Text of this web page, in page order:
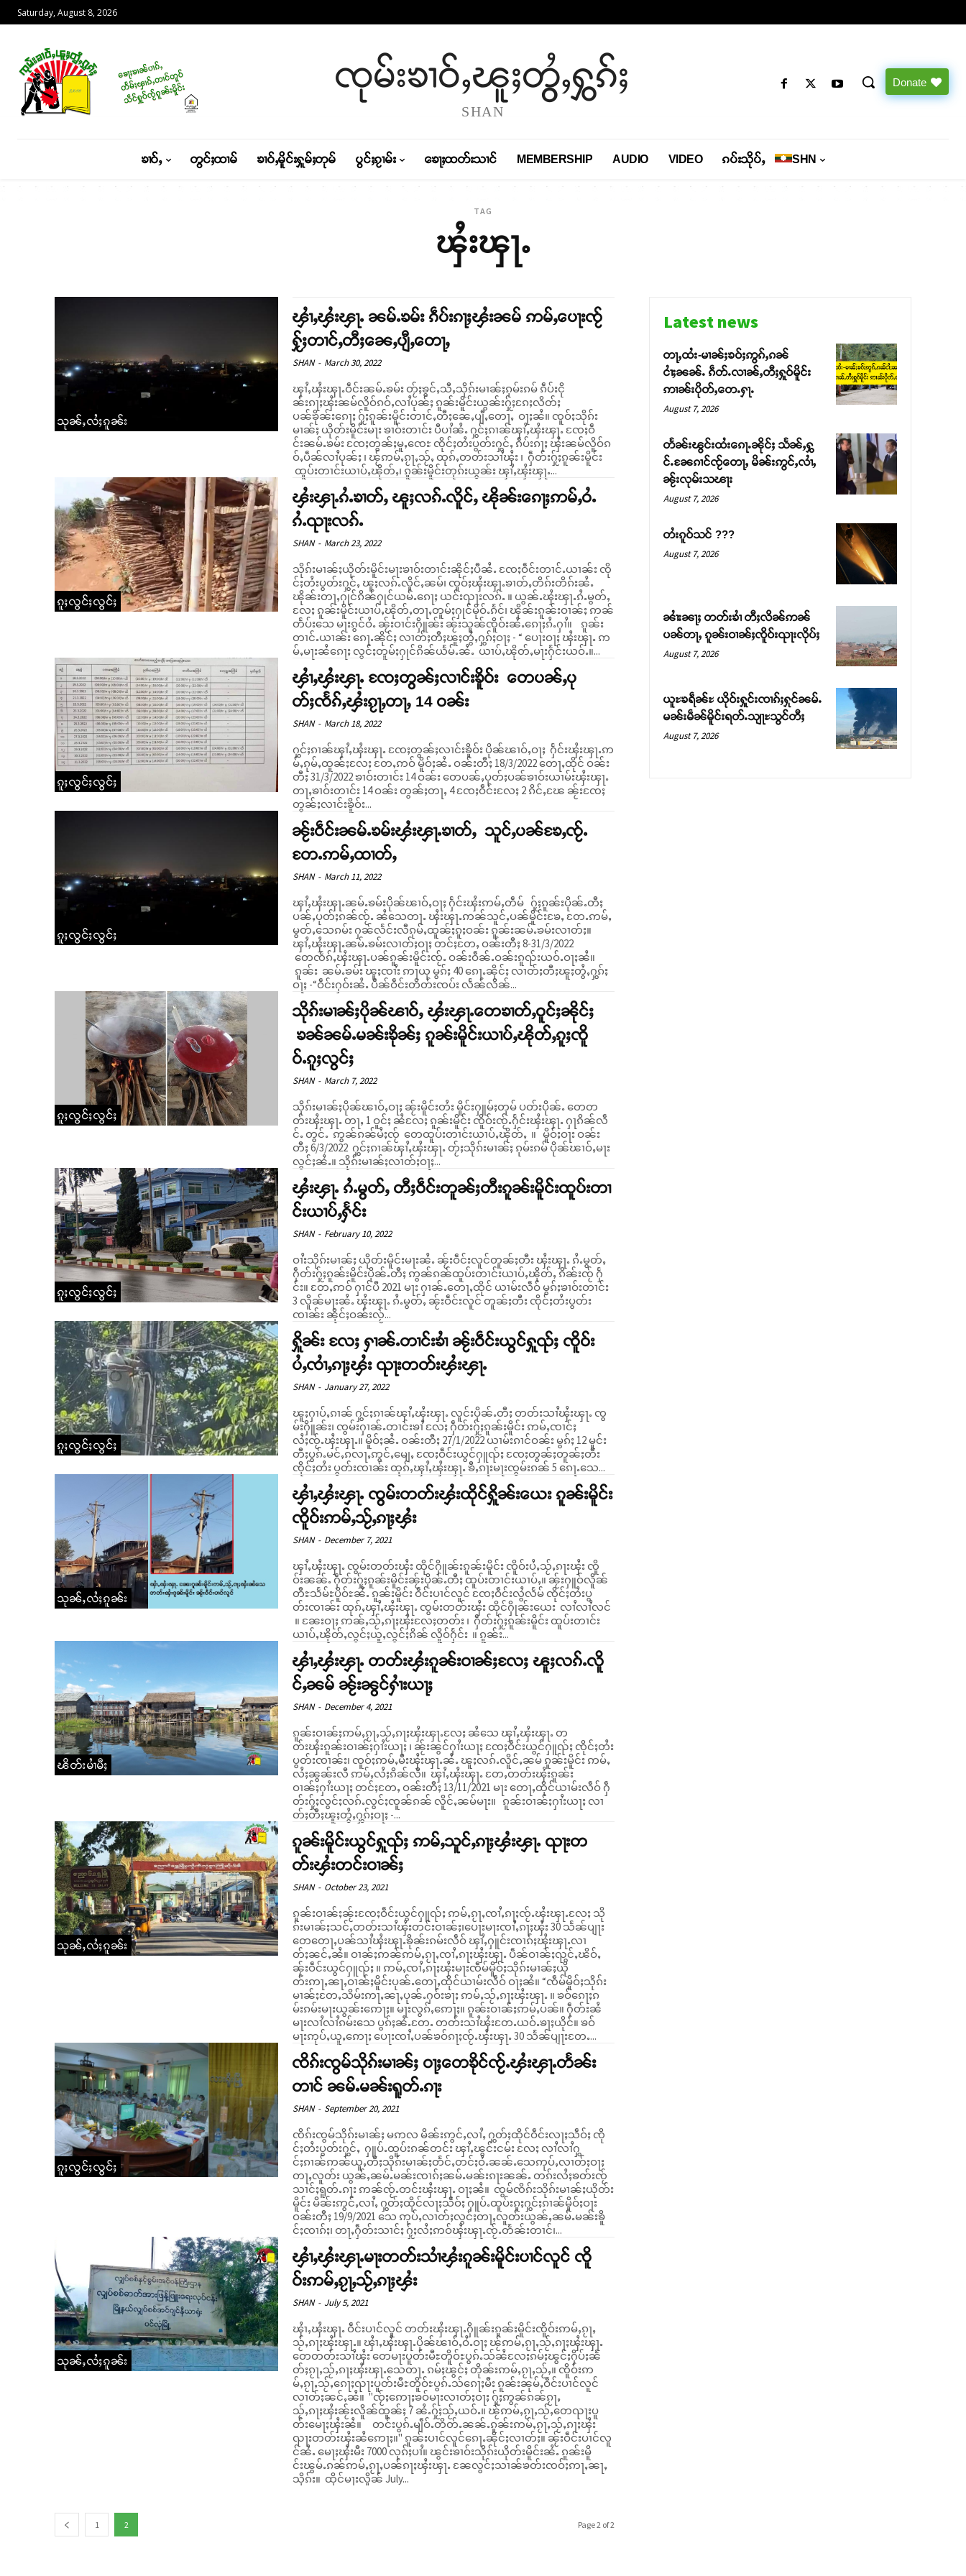
Saturday, August 8, 2026
ၸုမ်းၶၢဝ်ႇၽူႈတွႆႇႁွၵ်ႈ
SHAN
Donate
ၶၢဝ်ႇ တွင်ႈထၢမ် ၶၢဝ်ႇမိူင်းႁူမ်ႈတုမ် ပွင်ႈၵႂၢမ်း ၶေႃႈထတ်းသၢင် MEMBERSHIP AUDIO VIDEO ၵပ်းသိုပ်ႇ SHN
TAG
ၾႆးၾႃႉ
သုၼ်ႇလႆႈၵူၼ်း
ၾၢႆႇၾႆးၾႃႉ ၼမ်ႉၶမ်း ၵဵပ်းၵႃႈၾႆးၼမ် ဢမ်ႇပေႃးၸႂ်
ႁႂ်ႈတၢင်ႇတီႈၼေႇပျီႇတေႃႇ
SHAN - March 30, 2022
ၾၢႆႇၾႆးၾႃႉဝဵင်းၼမ်ႉၶမ်း တႂ်ႈၶွင်ႇသီႇသိုၵ်းမၢၼ်ႈၵုမ်းၵမ် ၵဵပ်းငို
ၼ်းၵႃႈၾႆးၼမ်လိူဝ်ၵဝ်ႇလၢႆပုၼ်ႈ ၵူၼ်းမိူင်းယွၼ်းႁႂ်ႈၵႄႈလိတ်ႈ
ပၼ်ၶိုၼ်းၵေႃႈ ႁႂ်ႈၵူၼ်းမိူင်းတၢင်ႇတီႈၼေႇပျီႇတေႃႇ ဝႃႈၼႆ။ ၸူဝ်ႈသိုၵ်း
မၢၼ်ႈ ယိုတ်းမိူင်းမႃး ၶၢဝ်းတၢင်း ပီပၢႆၼႆႉ ႁွင်ႈၵၢၼ်ၾၢႆႇၾႆးၾႃႉ ၸႄႈဝဵ
င်းၼမ်ႉၶမ်း ၸႄႈတွၼ်ႈမူႇၸေႊ ၸိုင်ႈတႆးပွတ်းႁွင်ႇ ၵဵပ်းၵႃႈ ၾႆးၼမ်လိူဝ်ၵ
ဝ်ႇပဵၼ်လၢႆပုၼ်ႈ ၊ ၽႂ်ဢမ်ႇၵႂႃႇသႂ်ႇ ထုၵ်ႇတတ်းသၢႆၾႆး ၊ ႁဵတ်းႁႂ်ႈၵူၼ်းမိူင်း
ထူပ်းတၢင်းယၢပ်ႇၽိုတ်ႇ၊ ၵူၼ်းမိူင်းတုၵ်းယွၼ်း ၾၢႆႇၾႆးၾႃႉ...
ၵူႈလွင်ႈလွင်ႈ
ၾႆးၾႃႉၵႆႉၶၢတ်ႇ ၽူႈလၵ်ႉလိူင်ႇ ၽိုၼ်းၵေႃႈဢမ်ႇဝႆႉ
ၵႆႉၺႃးလၵ်ႉ
SHAN - March 23, 2022
သိုၵ်းမၢၼ်ႈယိုတ်းမိူင်းမႃးၶၢဝ်းတၢင်းၼိုင်ႈပီၼႆႉ ၸႄႈဝဵင်းတၢင်ႉယၢၼ်း ၸို
င်ႈတႆးပွတ်းႁွင်ႇ ၽူႈလၵ်ႉလိူင်ႇၼမ်၊ ၸူဝ်ႈၾႆးၾႃႉၶၢတ်ႇတိၵ်းတိၵ်းၼႆႉ
ၽိုၼ်းတႃႇႁုင်ၵိၼ်ႁုင်ယမ်ႉၵေႃႈ ယင်းၺႃးလၵ်ႉ ။ ယွၼ်ႉၾႆးၾႃႉၵႆႉမွတ်ႇ
လႄႈ ၵူၼ်းမိူင်းယၢပ်ႇၽိုတ်ႇတႃႇတူမ်ႈႁုင်မိုဝ်ႉၵႅင်၊ ၽိုၼ်းၵူၼ်းဝၢၼ်ႈ ဢၼ်
တႅပ်းသေ မႃးၵွင်ဝႆႉ ၼႂ်းဝၢင်းႁိူၼ်း ၼႂ်းသူၼ်ၸိူဝ်းၼႆႉၵေႃႈၵႆႉႁၢႆ။ ၵူၼ်း
တၢင်ႉယၢၼ်း ၵေႃႉၼိုင်ႈ လၢတ်ႈတီႈၽူႈတွႆႇႁွၵ်ႈဝႃႈ - “ ပေႃးဝႃႈ ၾႆးၾႃႉ ဢ
မ်ႇမႃးၼႆၵေႃႈ လွင်ႈတူမ်ႈႁုင်ၵိၼ်ယႅမ်ႉၼႆႉ ယၢပ်ႇၽိုတ်ႇမႃးႁႅင်းယဝ်ႉ။...
ၵူႈလွင်ႈလွင်ႈ
ၾၢႆႇၾႆးၾႃႉ ၸႄႈတွၼ်ႈလၢင်းၶိူဝ်း တေပၼ်ႇပု
တ်ႈၸႅၵ်ႇၾႆးၵႂႃႇတႃႇ 14 ဝၼ်း
SHAN - March 18, 2022
ႁွင်ႈၵၢၼ်ၾၢႆႇၾႆးၾႃႉ ၸႄႈတွၼ်ႈလၢင်းၶိူဝ်း ပိုၼ်ၽၢဝ်ႇဝႃႈ ႁႅင်းၾႆးၾႃႉဢ
မ်ႇၵုမ်ႇထူၼ်ႈလႄႈ တႄႇဢဝ် မိူဝ်ႈၼႆႉ ဝၼ်းတီႈ 18/3/2022 တေႃႇထိုင် ဝၼ်း
တီႈ 31/3/2022 ၶၢဝ်းတၢင်း 14 ဝၼ်း တေပၼ်ႇပုတ်ႈပၼ်ၶၢဝ်းယၢမ်းၾႆးၾႃႉ
တႃႇၶၢဝ်းတၢင်း 14 ဝၼ်း တွၼ်ႈတႃႇ 4 ၸႄႈဝဵင်းလႄႈ 2 ၵိင်ႇၽႄ ၼႂ်းၸႄႈ
တွၼ်ႈလၢင်းၶိူဝ်း...
ၵူႈလွင်ႈလွင်ႈ
ၼႂ်းဝဵင်းၼမ်ႉၶမ်းၾႆးၾႃႉၶၢတ်ႇ သူင်ႇပၼ်ၶႄႇၸႂ်ႉ
တႄႉဢမ်ႇထၢတ်ႇ
SHAN - March 11, 2022
ၾၢႆႇၾႆးၾႃႉၼမ်ႉၶမ်းပိုၼ်ၽၢဝ်ႇဝႃႈ ႁႅင်းၾႆးဢမ်ႇတဵမ် ႁႂ်ႈၵူၼ်းပိုၼ်ႉတီႈ
ပၼ်ႇပုတ်ႈၵၼ်ၸႂ်ႉ ၼႆသေတႃႉ ၾႆးၾႃႉဢၼ်သူင်ႇပၼ်မိူင်းၶႄႇ တႄႉဢမ်ႇ
မွတ်ႇသေၵမ်း ႁၼ်လႅင်းလီၵုမ်ႇထူၼ်ႈၵူႈဝၼ်း ၵူၼ်းၼမ်ႉၶမ်းလၢတ်ႈ။
ၾၢႆႇၾႆးၾႃႉၼမ်ႉၶမ်းလၢတ်ႈဝႃႈ တင်ႈတႄႇ ဝၼ်းတီႈ 8-31/3/2022
တေၸႅၵ်ႇၾႆးၾႃႉပၼ်ၵူၼ်းမိူင်းၸႂ်ႉ ဝၼ်းဝဵၼ်ႉဝၼ်းၵူၺ်းယဝ်ႉဝႃႈၼႆ။
ၵူၼ်း ၼမ်ႉၶမ်း ၽူႈၸၢႆး ဢႃယု မွၵ်ႈ 40 ၵေႃႉၼိုင်ႈ လၢတ်ႈတီႈၽူႈတွႆႇႁွၵ်ႈ
ဝႃႈ -“ဝဵင်းႁဝ်းၼႆႉ ပဵၼ်ဝဵင်းတိတ်းၸပ်း လႅၼ်လိၼ်...
ၵူႈလွင်ႈလွင်ႈ
သိုၵ်းမၢၼ်ႈပိုၼ်ၽၢဝ်ႇ ၾႆးၾႃႉတေၶၢတ်ႇဝူင်ႈၼိုင်ႈ
ၶၼ်ၼမ်ႉမၼ်းၶိုၼ်ႈ ၵူၼ်းမိူင်းယၢပ်ႇၽိုတ်ႇၵူႈၸိူ
ဝ်ႉၵူႈလွင်ႈ
SHAN - March 7, 2022
သိုၵ်းမၢၼ်ႈပိုၼ်ၽၢဝ်ႇဝႃႈ ၼႂ်းမိူင်းတႆး မိူင်းႁူမ်ႈတုမ် ပတ်းပိုၼ်ႉ တေတ
တ်းၾႆးၾႃႉ တႃႇ 1 ဝူင်ႈ ၼႆလႄႈ ၵူၼ်းမိူင်း ၸိူဝ်းၸႂ်ႉႁႅင်းၾႆးၾႃႉ ႁႃၵိၼ်လဵ
င်ႉ တွင်ႉ ဢွၼ်ၵၼ်မႆႈၸႂ် တေထူပ်းတၢင်းယၢပ်ႇၽိုတ်ႇ ။ မိူဝ်ႈဝႃး ဝၼ်း
တီႈ 6/3/2022 ႁွင်ႈၵၢၼ်ၾၢႆႇၾႆးၾႃႉ တႂ်ႈသိုၵ်းမၢၼ်ႈ ၵုမ်းၵမ် ပိုၼ်ၽၢဝ်ႇမႃး
လွင်ႈၼႆႉ။ သိုၵ်းမၢၼ်ႈလၢတ်ႈဝႃႈ...
ၵူႈလွင်ႈလွင်ႈ
ၾႆးၾႃႉ ၵႆႉမွတ်ႇ တီႈဝဵင်းတူၼ်ႈတီးၵူၼ်းမိူင်းထူပ်းတၢ
င်းယၢပ်ႇႁႅင်း
SHAN - February 10, 2022
ဝၢႆးသိုၵ်းမၢၼ်ႈ ယိုတ်းမိူင်းမႃးၼႆႉ ၼႂ်းဝဵင်းလူင်တူၼ်ႈတီး ၾႆးၾႃႉ ၵႆႉမွတ်ႇ
ႁဵတ်းႁႂ်ႈၵူၼ်းမိူင်းပိုၼ်ႉတီႈ ဢွၼ်ၵၼ်ထူပ်းတၢင်းယၢပ်ႇၽိုတ်ႇ ၵိၼ်းၸႂ် ႁႅ
င်း။ တႄႇဢဝ် ႁၢင်ပီ 2021 မႃး ႁၢၼ်ႉတေႃႇထိုင် ယၢမ်းလဵဝ် မွၵ်ႈၶၢဝ်းတၢင်း
3 လိူၼ်မႃးၼႆႉ ၾႆးၾႃႉ ၵႆႉမွတ်ႇ ၼႂ်းဝဵင်းလူင် တူၼ်ႈတီး ၸိုင်ႈတႆးပွတ်း
ၸၢၼ်း ၼိုင်ႈဝၼ်းလႂ်...
ၵူႈလွင်ႈလွင်ႈ
ႁိူၼ်း လႄႈ ႁၢၼ်ႉတၢင်းၶၢႆ ၼႂ်းဝဵင်းယွင်ႁူၺ်ႈ ၸိူဝ်း
ပႆႇၸၢႆႇၵႃႈၾႆး ၺႃးတတ်းၾႆးၾႃႉ
SHAN - January 27, 2022
ၽူႈႁၢပ်ႇၵၢၼ် ႁွင်ႈၵၢၼ်ၾၢႆႇၾႆးၾႃႉ လူင်းပိုၼ်ႉတီႈ တတ်းသၢႆၾႆးၾႃႉ ၸွ
မ်းႁိူၼ်း၊ ၸွမ်းႁၢၼ်ႉတၢင်းၶၢႆ လႄႈ ႁဵတ်းႁႂ်ႈၵူၼ်းမိူင်း ဢမ်ႇၸၢင်ႈ
လႆႈၸႂ်ႉၾႆးၾႃႉ။ မိူဝ်ႈၼႆႉ ဝၼ်းတီႈ 27/1/2022 ယၢမ်းၵၢင်ဝၼ်း မွၵ်ႈ 12 မူင်း
တီႈပွၵ်ႉမင်ႇၵလႃႇဢွင်ႇမျေႇ ၸႄႈဝဵင်းယွင်ႁူၺ်ႈ ၸႄႈတွၼ်ႈတူၼ်ႈတီး
ၸိုင်ႈတႆး ပွတ်းၸၢၼ်း ထုၵ်ႇၾၢႆႇၾႆးၾႃႉ ၶီႇၵႃးမႃးၸွမ်းၵၼ် 5 ၵေႃႉသေ...
သုၼ်ႇလႆႈၵူၼ်း
ၾၢႆႇၾႆးၾႃႉ ၸွမ်းတတ်းၾႆးထိုင်ႁိူၼ်းယေး ၵူၼ်းမိူင်း
ၸိူဝ်းဢမ်ႇသႂ်ႇၵႃႈၾႆး
SHAN - December 7, 2021
ၾၢႆႇၾႆးၾႃႉ ၸွမ်းတတ်းၾႆး ထိုင်ႁိူၼ်းၵူၼ်းမိူင်း ၸိူဝ်းပႆႇသႂ်ႇၵႃးၾႆး ၸိူ
ဝ်းၼၼ်ႉ ႁဵတ်းႁႂ်ႈၵူၼ်းမိူင်းၼႂ်းပိုၼ်ႉတီႈ ထူပ်းတၢင်းယၢပ်ႇ။ ၼႂ်းႁူဝ်လိူၼ်
တီႊသႅမ်ႊပိူဝ်ႊၼႆႉ ၵူၼ်းမိူင်း ဝဵင်းပၢင်လူင် ၸႄႈဝဵင်းလွႆလႅမ် ၸိုင်ႈတႆးပွ
တ်းၸၢၼ်း ထုၵ်ႇၾၢႆႇၾႆးၾႃႉ ၸွမ်းတတ်းၾႆး ထိုင်ႁိုၼ်းယေး လၢႆလၢႆလင်
။ ၼႄးဝႃႈ ဢၼ်ႇသႂ်ႇၵႃႈၾႆးလႄႈတတ်း ၊ ႁဵတ်းႁႂ်ႈၵူၼ်းမိူင်း ထူပ်းတၢင်း
ယၢပ်ႇၽိုတ်ႇလွင်ႈယူႇလွင်ႈၵိၼ် လိူဝ်ႁႅင်း ။ ၵူၼ်း...
ၽိတ်းမၢႆမီႈ
ၾၢႆႇၾႆးၾႃႉ တတ်းၾႆးၵူၼ်းဝၢၼ်ႈလႄႈ ၽူႈလၵ်ႉလိူ
င်ႇၼမ် ၼႂ်းၼွင်ႁၢႆးယႃႈ
SHAN - December 4, 2021
ၵူၼ်းဝၢၼ်ႈဢမ်ႇၵႂႃႇသႂ်ႇၵႃႈၾႆးၾႃႉလႄႈ ၼႆသေ ၾၢႆႇၾႆးၾႃႉ တ
တ်းၾႆးၵူၼ်းဝၢၼ်ႈႁၢႆးယႃႈ ၊ ၼႂ်းၼွင်ႁၢႆးယႃႈ ၸႄႈဝဵင်းယွင်ႁူၺ်ႈ ၸိုင်ႈတႆး
ပွတ်းၸၢၼ်း၊ ၸူဝ်ႈဢမ်ႇမီးၾႆးၾႃႉၼႆႉ ၽူႈလၵ်ႉလိူင်ႇၼမ် ၵူၼ်းမိူင်း ဢမ်ႇ
လႆႈၼွၼ်းလီ ဢမ်ႇလႆႈၵိၼ်လီ။ ၾၢႆႇၾႆးၾႃႉ တႄႇတတ်းၾႆးၵူၼ်း
ဝၢၼ်ႈႁၢႆးယႃႈ တင်ႈတႄႇ ဝၼ်းတီႈ 13/11/2021 မႃး တေႃႇထိုင်ယၢမ်းလဵဝ် ႁဵ
တ်းႁႂ်ႈလွင်ႈလၵ်ႉလွင်ႈၸူၼ်ၵၼ် လိူင်ႇၼမ်မႃး။ ၵူၼ်းဝၢၼ်ႈႁၢႆးယႃႈ လၢ
တ်ႈတီႈၽူႈတွႆႇႁွၵ်ႈဝႃႈ -...
သုၼ်ႇလႆႈၵူၼ်း
ၵူၼ်းမိူင်းယွင်ႁူၺ်ႈ ဢမ်ႇသူင်ႇၵႃႈၾႆးၾႃႉ ၺႃးတ
တ်းၾႆးတင်းဝၢၼ်ႈ
SHAN - October 23, 2021
ၵူၼ်းဝၢၼ်ႈၼႂ်းၸႄႈဝဵင်းယွင်ႁူၺ်ႈ ဢမ်ႇၵႂႃႇၸၢႆႇၵႃႈၸႂ်ႉၾႆးၾႃႉလႄႈ သို
ၵ်းမၢၼ်ႈသင်ႇတတ်းသၢႆၾႆးတင်းဝၢၼ်ႈ၊ပေႃးမႃးၸၢႆႇၵႃႈၾႆး 30 သႅၼ်ပျႃး
တေတေႃႇပၼ်သၢႆၾႆးၾႃႉၶိုၼ်းၵမ်းလဵဝ် ၾၢႆႇႁူင်းၸၢၵ်ႈၾႆးၾႃႉလၢ
တ်ႈၼင်ႇၼႆ။ ဝၢၼ်ႈဢၼ်ဢမ်ႇၵႂႃႇၸၢႆႇၵႃႈၾႆးၾႃႉ ပဵၼ်ဝၢၼ်ႈၺွင်ႇၽိဝ်ႇ
ၼႂ်းဝဵင်းယွင်ႁူၺ်ႈ ။ ဢမ်ႇၸၢႆႇၵႃႈၾႆးမႃးၸဵမ်မိူဝ်ႈသိုၵ်းမၢၼ်ႈယို
တ်းဢႃႇၼႃႇဝၢၼ်ႈမိူင်းပုၼ်ႉတေႃႇထိုင်ယၢမ်းလဵဝ် ဝႃႈၼႆ။ “ၸဵမ်မိူဝ်ႈသိုၵ်း
မၢၼ်ႈတႄႇသိမ်းဢႃႇၼႃႇပုၼ်ႉႁဝ်းၶႃႈ ဢမ်ႇသႂ်ႇၵႃႈၾႆးၾႃႉ ။ ၶဝ်ၵေႃႈၵ
မ်းၵမ်းမႃးယွၼ်းဢေႃႈ။ မႃးလွၵ်ႇဢေႃႈ။ ၵူၼ်းဝၢၼ်ႈဢမ်ႇပၼ်။ ႁဵတ်းၼႆ
မႃးလၢႆလၢႆၵမ်းသေ ပွၵ်ႈၼႆႉတႄႉ တတ်းသၢႆၾႆးတႄႉယဝ်ႉၶႃႈယိုင်။ ၶဝ်
မႃးဢုပ်ႇယူႇဢေႃႈ ပေႃးၸၢႆႇပၼ်ၶဝ်ၵႃႈၸႂ်ႉၾႆးၾႃႉ 30 သႅၼ်ပျႃးတႄႉ...
ၵူႈလွင်ႈလွင်ႈ
ၸိၵ်းၸွမ်သိုၵ်းမၢၼ်ႈ ဝႃႈတေၶိုင်ၸႂ်ႉၾႆးၾႃႉတႅၼ်း
တၢင် ၼမ်ႉမၼ်းရူတ်ႉၵႃး
SHAN - September 20, 2021
ၸိၵ်းၸွမ်သိုၵ်းမၢၼ်ႈ မဢလ မိၼ်းဢွင်ႇလၢႆႇ ႁွတ်ႈထိုင်ဝဵင်းလႃႈသဵဝ်ႈ ၸို
င်ႈတႆးပွတ်းႁွင်ႇ ႁူပ်ႉထူပ်းၵၼ်တင်း ၾၢႆႇၽွင်းငမ်း လႄႈ လၢႆလၢႆႁွ
င်ႈၵၢၼ်ဢၼ်ယူႇတီႈသိုၵ်းမၢၼ်ႈတႅင်ႇတင်ႈဝႆႉၼၼ်ႉသေဢုပ်ႇလၢတ်ႈဝႃႈ
တႃႇလူတ်း ယွၼ်ႇၼမ်ႉမၼ်းၸၢၵ်ႈၼမ်ႉမၼ်းၵႃးၼၼ်ႉ တၵ်းလႆႈၶတ်းၸႂ်
သၢင်ႈရူတ်ႉၵႃး ဢၼ်ၸႂ်ႉတင်းၾႆးၾႃႉ ဝႃႈၼႆ။ ၸွမ်ၸိၵ်းသိုၵ်းမၢၼ်ႈယိုတ်း
မိူင်း မိၼ်းဢွင်ႇလၢႆႇ ႁွတ်ႈထိုင်လႃႈသဵဝ်ႈ ႁူပ်ႉထူပ်းၵူႈႁွင်ႈၵၢၼ်မိူဝ်ႈဝႃး
ဝၼ်းတီႈ 19/9/2021 သေ ဢုပ်ႇလၢတ်ႈလွင်ႈတႃႇလူတ်းယွၼ်ႇၼမ်ႉမၼ်းၶိူ
င်ႈၸၢၵ်ႈ၊ တႃႇႁဵတ်းသၢင်ႈ ႁႂ်ႈလႆႈဢဝ်ၾႆးၾႃႉၸႂ်ႉတႅၼ်းတၢင်၊...
သုၼ်ႇလႆႈၵူၼ်း
ၾၢႆႇၾႆးၾႃႉမႃးတတ်းသၢႆၾႆးၵူၼ်းမိူင်းပၢင်လူင် ၸိူ
ဝ်းဢမ်ႇၵႂႃႇသႂ်ႇၵႃႈၾႆး
SHAN - July 5, 2021
ၾႆၢႇၾႆးၾႃႉ ဝဵင်းပၢင်လူင် တတ်းၾႆးၾႃႉႁိူၼ်းၵူၼ်းမိူင်းၸိူဝ်းဢမ်ႇၵႂႃႇ
သႂ်ႇၵႃႈၾႆးၾႃႉ။ ၾႆၢႇၾႆးၾႃႉပိုၼ်ၽၢဝ်ႇဝႆႉဝႃႈ ၽႂ်ဢမ်ႇၵႂႃႇသႂ်ႇၵႃႈၾႆးၾႃႉ
တေတတ်းသၢႆၾႆး တေမႃးပူတ်းမီႊတိူဝ်ႊပွၵ်ႉသ်ၼႆလႄႈၵမ်ႈၽွင်ႈႁိပ်ႈၼႅ
တ်ႈၵႂႃႇသႂ်ႇၵႃႈၾႆးၾႃႉသေတႃႉ ၵမ်ႈၽွင်ႈ တိုၼ်းဢမ်ႇၵႂႃႇသႂ်ႇ။ ၸိူဝ်းဢ
မ်ႇၵႂႃႇသႂ်ႇၵေႃႈၺႃးပူတ်းမီႊတိူဝ်ႊပွၵ်ႉသ်ၵေႃႈမီး ၵူၼ်းၼုမ်ႇဝဵင်းပၢင်လူင်
လၢတ်ႈၼင်ႇၼႆ။ "ၸႂ်ႈ​​ဢေႃႈၶဝ်မႃးလၢတ်ႈဝႃႈ ႁႂ်ႈဢွၼ်ၵၼ်ၵႂႃႇ
သႂ်ႇၵႃႈၾႆးၼႂ်းလိူၼ်ထူၼ်ႈ 7 ၼႆႉႁႂ်ႈသႂ်ႇယဝ်ႉ။ ၽႂ်ဢမ်ႇၵႂႃႇသႂ်ႇတေၺႃးပူ
တ်းမေႃႈၾႆးၼႆ။ တင်းပွၵ်ႉမျဵဝ်ႉတိတ်ႉၼၼ်ႉ​​ၵူၼ်းဢမ်ႇၵႂႃႇသႂ်ႇၵႃႈၾႆး
ၺႃးတတ်းၾႆးၼႆဢေႃႈ။" ၵူၼ်းပၢင်လူင်ၵေႃႉၼိုင်ႈလၢတ်ႈ။ ၼႂ်းဝဵင်းပၢင်လူ
င်ၼႆႉ မေႃႈၾႆးမီး 7000 လုၵ်ႈပၢႆ​​။ ၽွင်းၶၢဝ်းသိုၵ်းယိုတ်းမိူင်းၼႆႉ ၵူၼ်းမိူ
င်းၽွမ်ႉၵၼ်ဢမ်ႇၵႂႃႇပၼ်ၵႃႈၾႆးၾႃႉ ၼႄလွင်ႈသၢၼ်ၶတ်းၸဝ်ႈဢႃႇၼႃႇ
သိုၵ်း။ ထိုင်မႃးလိူၼ် July...
1 2 Page 2 of 2
Latest news
တႃႇထႆး-မၢၼ်ႈၶဝ်ႈဢွၵ်ႇၵၼ်
ငၢႆႈၼၼ်ႉ ၵဵတ်ႉလၢၼ်ႇတီႈႁူဝ်မိူင်း
ဢၢၼ်းပိုတ်ႇတေႉႁႃႉ
August 7, 2026
တႅၼ်းၽွင်းထႆးၵေႃႉၼိုင်ႈ သႅၼ်ႇႁွ
င်ႉၼႄၵၢင်ၸႂ်တေႃႇ မိၼ်းဢွင်ႇလၢႆႇ
ၼႂ်းလုမ်းသၽႃး
August 7, 2026
တႆးၵူဝ်သင် ???
August 7, 2026
ၼၢႆးၼႃႈ တတ်းၶၢႆ တီႈလိၼ်ဢၼ်
ပၼ်တႃႇ ၵူၼ်းဝၢၼ်ႈၸိူဝ်းၺႃးလိုပ်ႈ
August 7, 2026
ယူႊၶရဵၼ်ႊ ယိုဝ်းႁူင်းၸၢၵ်ႈႁုင်ၼမ်ႉ
မၼ်းမဵၼ်မိူင်းရတ်ႉသျႃႊသွင်တီႈ
August 7, 2026